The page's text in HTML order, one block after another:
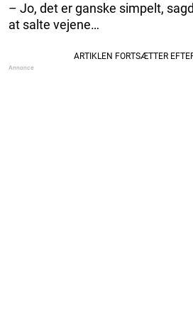
– Jo, det er ganske simpelt,
at salte vejene…